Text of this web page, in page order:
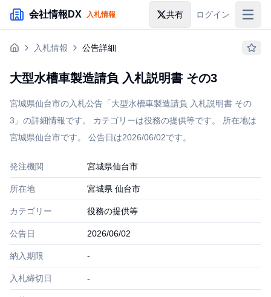
メインコンテンツにスキップ
会社情報DX 入札情報 共有 ログイン
入札情報
企業検索
入札情報 公告詳細
大型水槽車製造請負 入札説明書 その3
宮城県仙台市の入札公告「大型水槽車製造請負 入札説明書 その
3」の詳細情報です。 カテゴリーは役務の提供等です。 所在地は
宮城県仙台市です。 公告日は2026/06/02です。
発注機関 宮城県仙台市
所在地 宮城県 仙台市
カテゴリー 役務の提供等
公告日 2026/06/02
納入期限 -
入札締切日 -